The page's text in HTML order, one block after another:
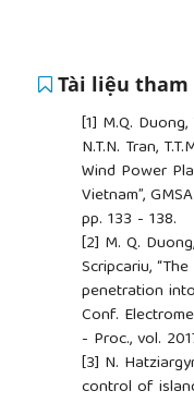
Tài liệu tham
[1] M.Q. Duong,
N.T.N. Tran,
Wind Power
Vietnam”,
pp. 133 - 138.
[2] M. Q.
Scripcariu,
penetration
Conf.
- Proc., vol.
[3] N.
control of